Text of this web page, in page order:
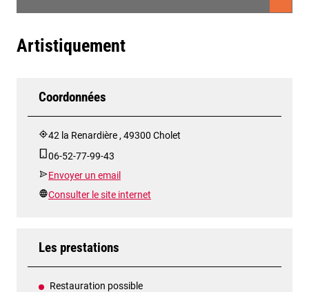
Artistiquement
Coordonnées
42 la Renardière , 49300 Cholet
06-52-77-99-43
Envoyer un email
Consulter le site internet
Les prestations
Restauration possible